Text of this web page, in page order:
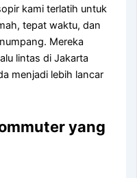
kami terlatih untuk
tepat waktu, dan
Mereka
lintas di Jakarta
menjadi lebih lancar
yang